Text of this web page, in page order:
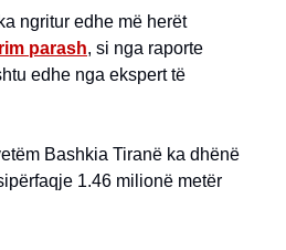
ngritur edhe më herët
parash, si nga raporte
edhe nga ekspert të
Bashkia Tiranë ka dhënë
1.46 milionë metër